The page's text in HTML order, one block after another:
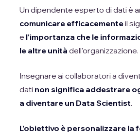
Un dipendente esperto di dati è
comunicare efficacementeil
e l'importanza che le
le altre unità dell'organizzazione.
Insegnare ai collaboratori a
dati non significa addestrare
a diventare un Data Scientist.
L'obiettivo è personalizzare la